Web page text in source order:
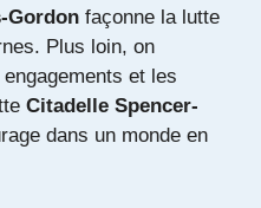
Gordon façonne la lutte
Plus loin, on
et les
Citadelle Spencer-
dans un monde en